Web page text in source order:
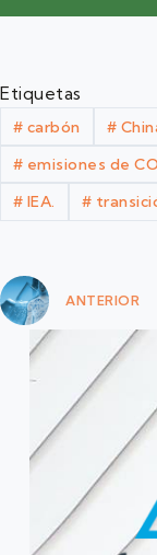
Etiquetas
# carbón #
# emisiones de
# IEA. #
ANTERIOR